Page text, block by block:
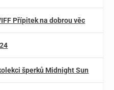
Přípitek na dobrou věc
šperků Midnight Sun